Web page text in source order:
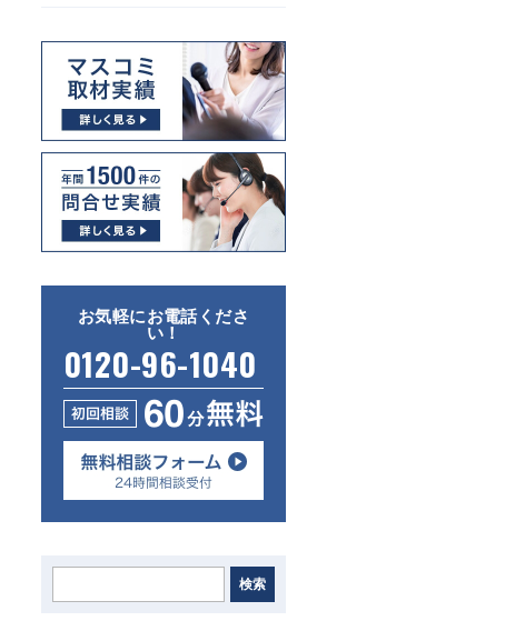
お気軽にお電話くださ
い！
0120-96-1040
検索